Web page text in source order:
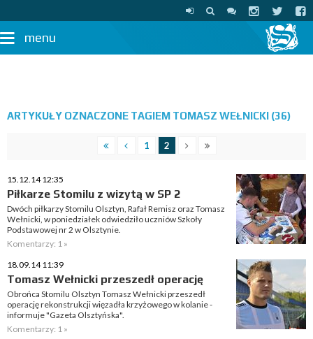
menu
ARTYKUŁY OZNACZONE TAGIEM TOMASZ WEŁNICKI (36)
1 2
15.12.14 12:35
Piłkarze Stomilu z wizytą w SP 2
Dwóch piłkarzy Stomilu Olsztyn, Rafał Remisz oraz Tomasz
Wełnicki, w poniedziałek odwiedziło uczniów Szkoły
Podstawowej nr 2 w Olsztynie.
Komentarzy: 1 »
18.09.14 11:39
Tomasz Wełnicki przeszedł operację
Obrońca Stomilu Olsztyn Tomasz Wełnicki przeszedł
operację rekonstrukcji więzadła krzyżowego w kolanie -
informuje "Gazeta Olsztyńska".
Komentarzy: 1 »